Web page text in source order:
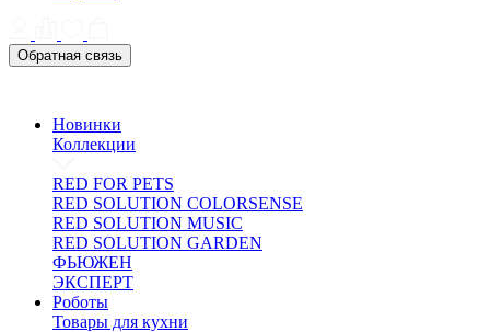
Обратная связь
Новинки
Коллекции
RED FOR PETS
RED SOLUTION COLORSENSE
RED SOLUTION MUSIC
RED SOLUTION GARDEN
ФЬЮЖЕН
ЭКСПЕРТ
Роботы
Товары для кухни